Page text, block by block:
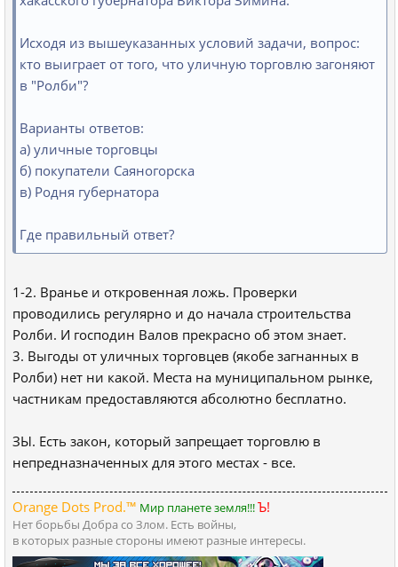
Исходя из вышеуказанных условий задачи, вопрос:
кто выиграет от того, что уличную торговлю загоняют
в "Ролби"?
Варианты ответов:
а) уличные торговцы
б) покупатели Саяногорска
в) Родня губернатора
Где правильный ответ?
1-2. Вранье и откровенная ложь. Проверки
проводились регулярно и до начала строительства
Ролби. И господин Валов прекрасно об этом знает.
3. Выгоды от уличных торговцев (якобе загнанных в
Ролби) нет ни какой. Места на муниципальном рынке,
частникам предоставляются абсолютно бесплатно.
ЗЫ. Есть закон, который запрещает торговлю в
непредназначенных для этого местах - все.
Orange Dots Prod.™ Мир планете земля!!!Ъ!
Нет борьбы Добра со Злом. Есть войны,
в которых разные стороны имеют разные интересы.